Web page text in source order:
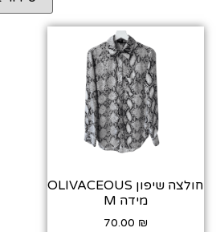
חולצה שיפון OLIVACEOUS
מידה M
70.00 ₪